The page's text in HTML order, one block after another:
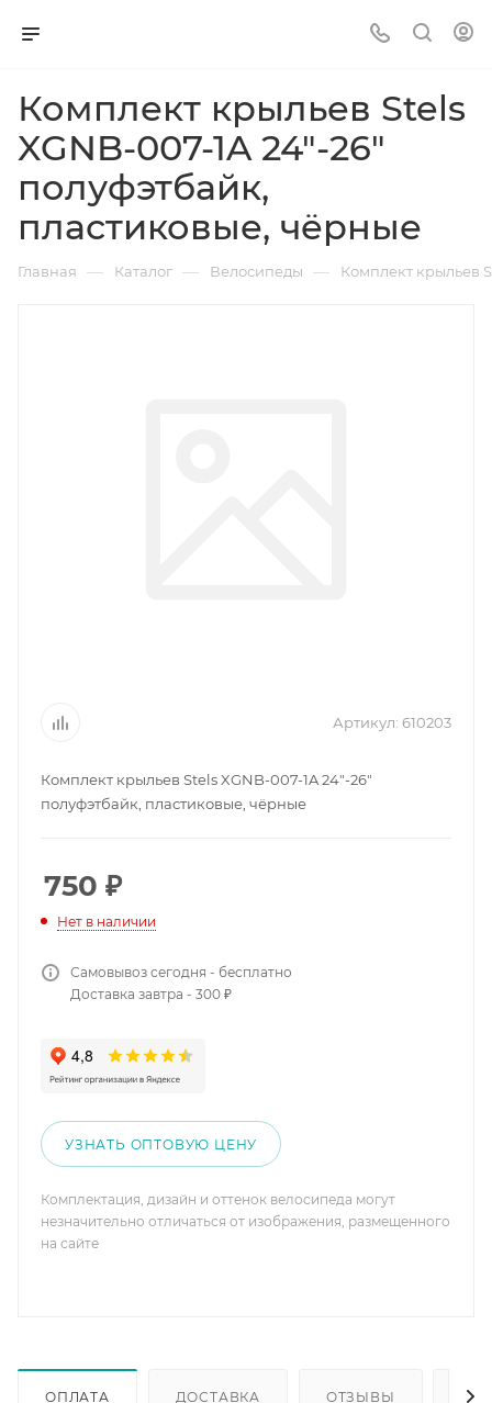
Комплект крыльев Stels
XGNB-007-1A 24"-26"
полуфэтбайк,
пластиковые, чёрные
Главная — Каталог — Велосипеды — Комплект крыльев
Артикул: 610203
Комплект крыльев Stels XGNB-007-1A 24"-26"
полуфэтбайк, пластиковые, чёрные
750 ₽
Нет в наличии
Самовывоз сегодня - бесплатно
Доставка завтра - 300 ₽
УЗНАТЬ ОПТОВУЮ ЦЕНУ
Комплектация, дизайн и оттенок велосипеда могут
незначительно отличаться от изображения, размещенного
на сайте
ОПЛАТА ДОСТАВКА ОТЗЫВЫ